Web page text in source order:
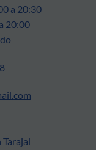
a 20:30
20:00